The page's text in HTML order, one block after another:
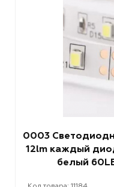
0003
12lm каждый
белый